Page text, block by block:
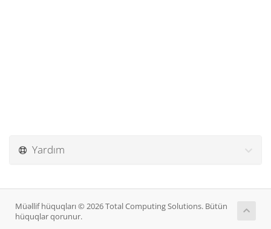
Yardım
Müəllif hüquqları © 2026 Total Computing Solutions. Bütün
hüquqlar qorunur.